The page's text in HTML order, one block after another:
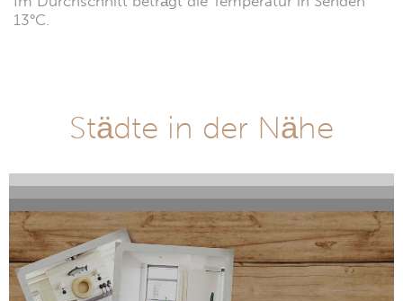
13°C.
Städte in der Nähe
Aachen
Oberhausen
Essen